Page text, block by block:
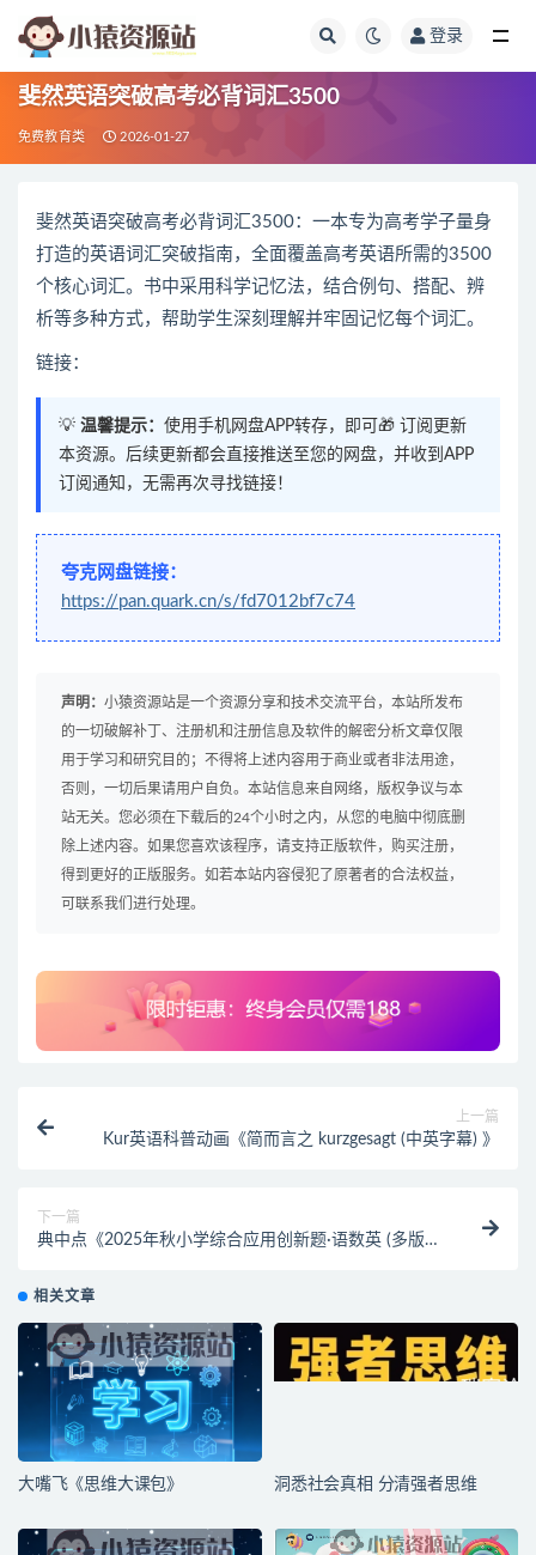
登录
斐然英语突破高考必背词汇3500
免费教育类 2026-01-27
斐然英语突破高考必背词汇3500：一本专为高考学子量身
打造的英语词汇突破指南，全面覆盖高考英语所需的3500
个核心词汇。书中采用科学记忆法，结合例句、搭配、辨
析等多种方式，帮助学生深刻理解并牢固记忆每个词汇。
链接：
💡 温馨提示： 使用手机网盘APP转存，即可🎁 订阅更新
本资源。后续更新都会直接推送至您的网盘，并收到APP
订阅通知，无需再次寻找链接！
夸克网盘链接：
https://pan.quark.cn/s/fd7012bf7c74
声明： 小猿资源站是一个资源分享和技术交流平台，本站所发布
的一切破解补丁、注册机和注册信息及软件的解密分析文章仅限
用于学习和研究目的；不得将上述内容用于商业或者非法用途，
否则，一切后果请用户自负。本站信息来自网络，版权争议与本
站无关。您必须在下载后的24个小时之内，从您的电脑中彻底删
除上述内容。如果您喜欢该程序，请支持正版软件，购买注册，
得到更好的正版服务。如若本站内容侵犯了原著者的合法权益，
可联系我们进行处理。
上一篇
Kur英语科普动画《简而言之 kurzgesagt (中英字幕) 》
下一篇
典中点《2025年秋小学综合应用创新题·语数英 (多版
相关文章
大嘴飞《思维大课包》 洞悉社会真相 分清强者思维